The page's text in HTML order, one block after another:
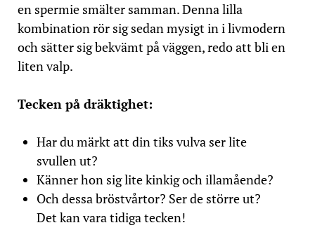
en spermie smälter samman. Denna lilla
kombination rör sig sedan mysigt in i livmodern
och sätter sig bekvämt på väggen, redo att bli en
liten valp.
Tecken på dräktighet:
Har du märkt att din tiks vulva ser lite
svullen ut?
Känner hon sig lite kinkig och illamående?
Och dessa bröstvårtor? Ser de större ut?
Det kan vara tidiga tecken!